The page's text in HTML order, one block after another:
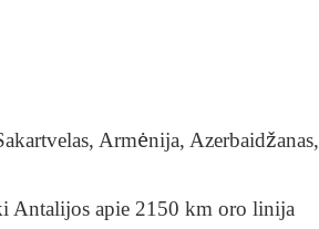
Armėnija, Azerbaidžanas,
Antalijos apie 2150 km oro linija